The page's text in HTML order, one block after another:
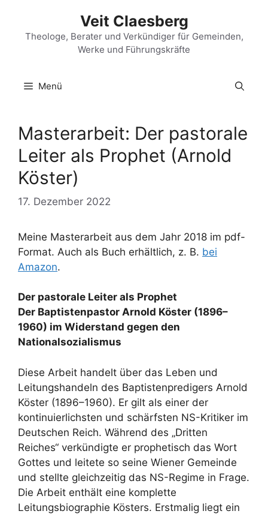
springen
Veit Claesberg
Theologe, Berater und Verkündiger für Gemeinden,
Werke und Führungskräfte
Menü
Masterarbeit: Der pastorale
Leiter als Prophet (Arnold
Köster)
17. Dezember 2022
Meine Masterarbeit aus dem Jahr 2018 im pdf-
Format. Auch als Buch erhältlich, z. B. bei
Amazon.
Der pastorale Leiter als Prophet
Der Baptistenpastor Arnold Köster (1896–
1960) im Widerstand gegen den
Nationalsozialismus
Diese Arbeit handelt über das Leben und
Leitungshandeln des Baptistenpredigers Arnold
Köster (1896–1960). Er gilt als einer der
kontinuierlichsten und schärfsten NS-Kritiker im
Deutschen Reich. Während des „Dritten
Reiches“ verkündigte er prophetisch das Wort
Gottes und leitete so seine Wiener Gemeinde
und stellte gleichzeitig das NS-Regime in Frage.
Die Arbeit enthält eine komplette
Leitungsbiographie Kösters. Erstmalig liegt ein